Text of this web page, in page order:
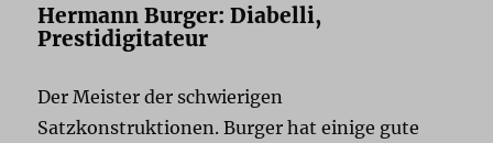
Hermann Burger: Diabelli,
Prestidigitateur
Der Meister der schwierigen
Satzkonstruktionen. Burger hat einige gute